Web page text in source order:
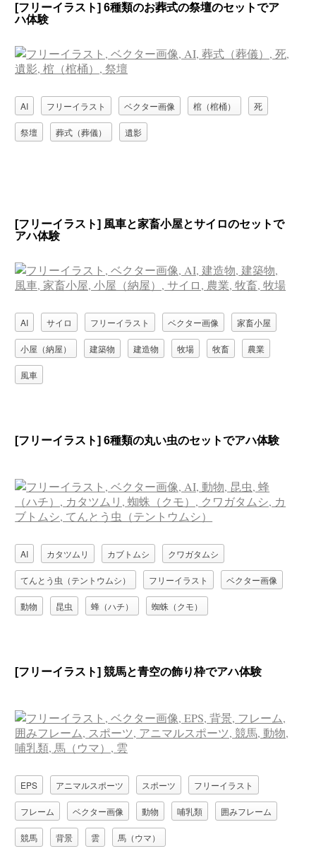
[フリーイラスト] 6種類のお葬式の祭壇のセットでア
ハ体験
AI フリーイラスト ベクター画像 棺（棺桶） 死
祭壇 葬式（葬儀） 遺影
[フリーイラスト] 風車と家畜小屋とサイロのセットで
アハ体験
AI サイロ フリーイラスト ベクター画像 家畜小屋
小屋（納屋） 建築物 建造物 牧場 牧畜 農業
風車
[フリーイラスト] 6種類の丸い虫のセットでアハ体験
AI カタツムリ カブトムシ クワガタムシ
てんとう虫（テントウムシ） フリーイラスト ベクター画像
動物 昆虫 蜂（ハチ） 蜘蛛（クモ）
[フリーイラスト] 競馬と青空の飾り枠でアハ体験
EPS アニマルスポーツ スポーツ フリーイラスト
フレーム ベクター画像 動物 哺乳類 囲みフレーム
競馬 背景 雲 馬（ウマ）